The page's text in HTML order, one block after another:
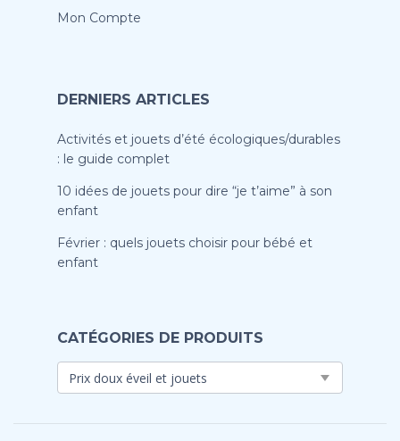
Mon Compte
DERNIERS ARTICLES
Activités et jouets d’été écologiques/durables
: le guide complet
10 idées de jouets pour dire “je t’aime” à son
enfant
Février : quels jouets choisir pour bébé et
enfant
CATÉGORIES DE PRODUITS